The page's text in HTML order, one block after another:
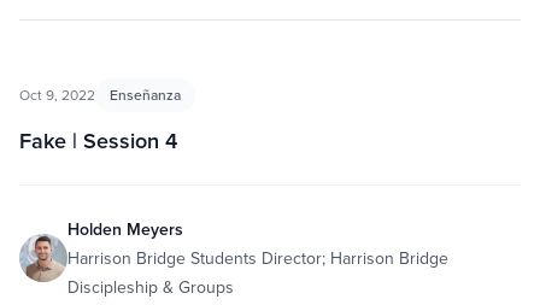
Oct 9, 2022 Enseñanza
Fake | Session 4
Holden Meyers
Harrison Bridge Students Director; Harrison Bridge
Discipleship & Groups